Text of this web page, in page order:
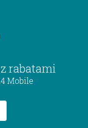
z rabatami
Mobile